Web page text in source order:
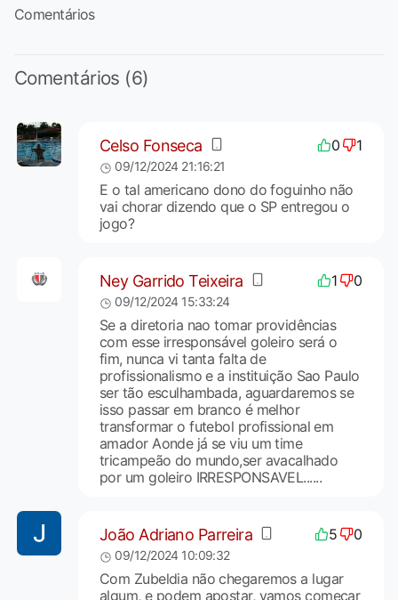
Comentários
Comentários (6)
Celso Fonseca 0 1
09/12/2024 21:16:21
E o tal americano dono do foguinho não
vai chorar dizendo que o SP entregou o
jogo?
Ney Garrido Teixeira 1 0
09/12/2024 15:33:24
Se a diretoria nao tomar providências
com esse irresponsável goleiro será o
fim, nunca vi tanta falta de
profissionalismo e a instituição Sao Paulo
ser tão esculhambada, aguardaremos se
isso passar em branco é melhor
transformar o futebol profissional em
amador Aonde já se viu um time
tricampeão do mundo,ser avacalhado
por um goleiro IRRESPONSAVEL......
João Adriano Parreira 5 0
09/12/2024 10:09:32
Com Zubeldia não chegaremos a lugar
algum, e podem apostar, vamos começar